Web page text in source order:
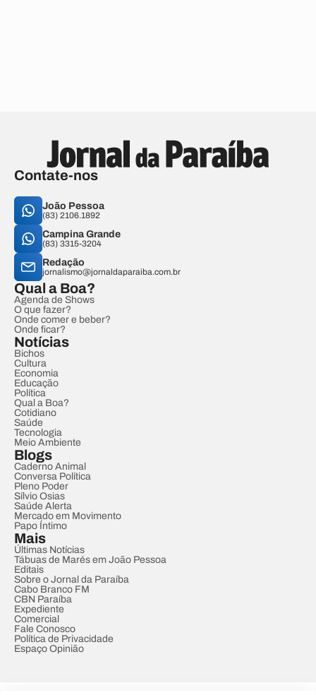
Contate-nos
João Pessoa
(83) 2106.1892
Campina Grande
(83) 3315-3204
Redação
jornalismo@jornaldaparaiba.com.br
Qual a Boa?
Agenda de Shows
O que fazer?
Onde comer e beber?
Onde ficar?
Notícias
Bichos
Cultura
Economia
Educação
Política
Qual a Boa?
Cotidiano
Saúde
Tecnologia
Meio Ambiente
Blogs
Caderno Animal
Conversa Política
Pleno Poder
Sílvio Osias
Saúde Alerta
Mercado em Movimento
Papo Íntimo
Mais
Últimas Notícias
Tábuas de Marés em João Pessoa
Editais
Sobre o Jornal da Paraíba
Cabo Branco FM
CBN Paraíba
Expediente
Comercial
Fale Conosco
Política de Privacidade
Espaço Opinião